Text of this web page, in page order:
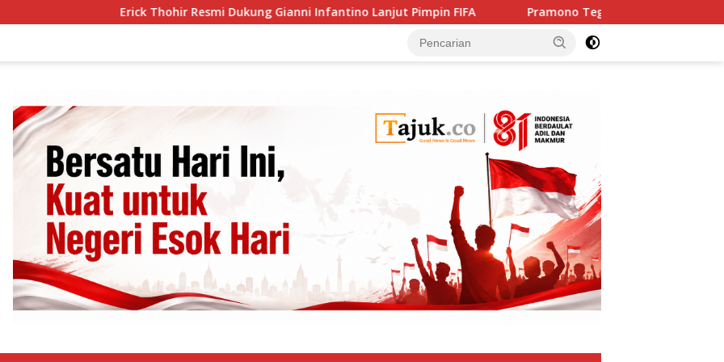
Erick Thohir Resmi Dukung Gianni Infantino Lanjut Pimpin FIFA Pramono Tegaskan Solidaritas Jakarta